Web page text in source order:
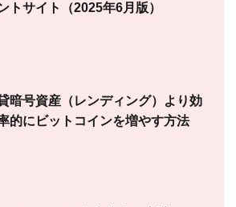
トサイト（2025年6月版）
暗号資産（レンディング）より効
的にビットコインを増やす方法